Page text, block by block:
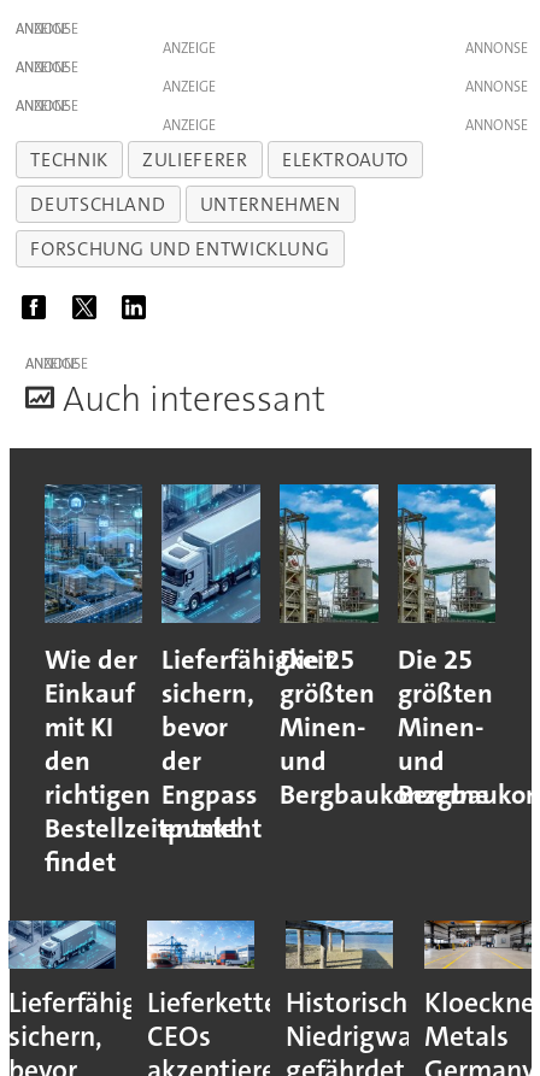
ANZEIGE
ANZEIGE
ANZEIGE
ANZEIGE
ANZEIGE
ANZEIGE
TECHNIK ZULIEFERER
ELEKTROAUTO
DEUTSCHLAND
UNTERNEHMEN
FORSCHUNG UND ENTWICKLUNG
ANZEIGE
Auch interessant
Wie der
Einkauf
mit KI
den
richtigen
Bestellzeitpunkt
findet
Lieferfähigkeit
sichern,
bevor
der
Engpass
entsteht
Die 25
größten
Minen-
und
Bergbaukonzerne
Die 25
größten
Minen-
und
Lieferfähigkeit
sichern,
Lieferkettenresilienz:
CEOs
Historisches
NiedrigwasserMetals